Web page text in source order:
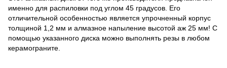
именно для распиловки под углом 45 градусов. Его
отличительной особенностью является упрочненный корпус
толщиной 1,2 мм и алмазное напыление высотой аж 25 мм! С
помощью указанного диска можно выполнять резы в любом
керамограните.